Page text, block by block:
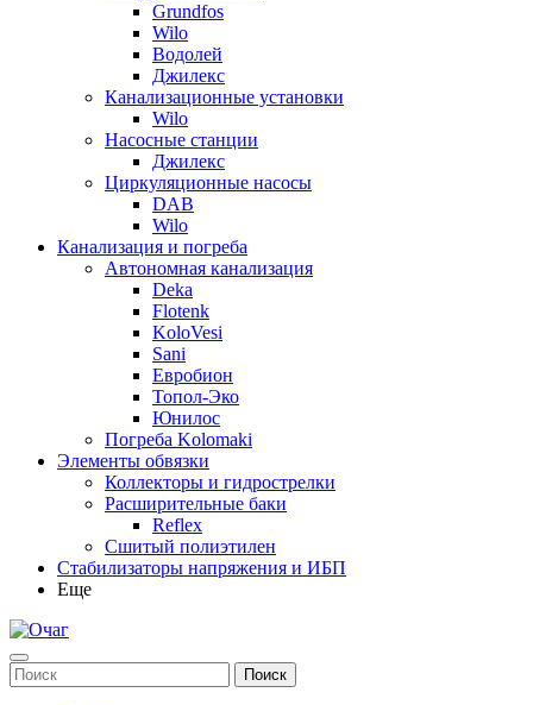
Grundfos
Wilo
Водолей
Джилекс
Канализационные установки
Wilo
Насосные станции
Джилекс
Циркуляционные насосы
DAB
Wilo
Канализация и погреба
Автономная канализация
Deka
Flotenk
KoloVesi
Sani
Евробион
Топол-Эко
Юнилос
Погреба Kolomaki
Элементы обвязки
Коллекторы и гидрострелки
Расширительные баки
Reflex
Сшитый полиэтилен
Стабилизаторы напряжения и ИБП
Еще